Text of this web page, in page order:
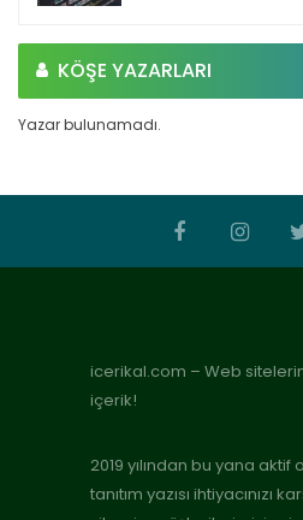
KÖŞE YAZARLARI
Yazar bulunamadı.
icerikal.com – Web
içerik!
2019 yılından bu yana
tanıtım yazısı ihtiyacınızı